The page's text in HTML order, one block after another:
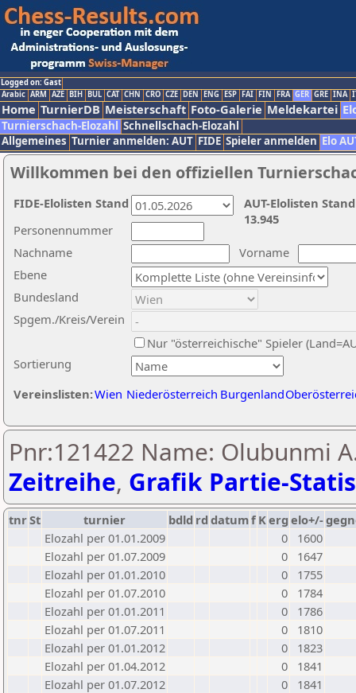
Logged on: Gast
Arabic ARM AZE BIH BUL CAT CHN CRO CZE DEN ENG ESP FAI FIN FRA GER GRE INA
Home TurnierDB Meisterschaft Foto-Galerie Meldekartei
Turnierschach-Elozahl Schnellschach-Elozahl
Allgemeines Turnier anmelden: AUT FIDE Spieler anmelden Elo
Willkommen bei den offiziellen
Nachname
Vorname
Ebene
Sortierung
Personennummer
Bundesland
Spgem./Kreis/Verein
Nur "österreichische" Spieler
Vereinslisten:Wien Niederösterreich Burgenland
AUT-Elolisten
13.945
FIDE-Elolisten Stand
Pnr:121422 Name: Olubunmi
Zeitreihe, Grafik Partie-
tnrSt turnier bdld rd datumf Kerg elo+/-
Elozahl per 01.01.2009
0
1600
Elozahl per 01.07.2009
0
1647
Elozahl per 01.01.2010
0
1755
Elozahl per 01.07.2010
0
1784
Elozahl per 01.01.2011
0
1786
Elozahl per 01.07.2011
0
1810
Elozahl per 01.01.2012
0
1823
Elozahl per 01.04.2012
0
1841
Elozahl per 01.07.2012
0
1841